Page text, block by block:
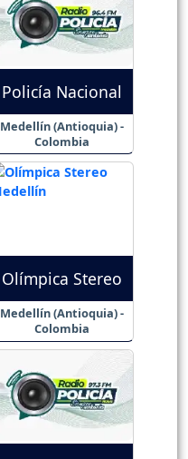
Policía Nacional
Medellín (Antioquia) -
Colombia
Olímpica Stereo
Medellín (Antioquia) -
Colombia